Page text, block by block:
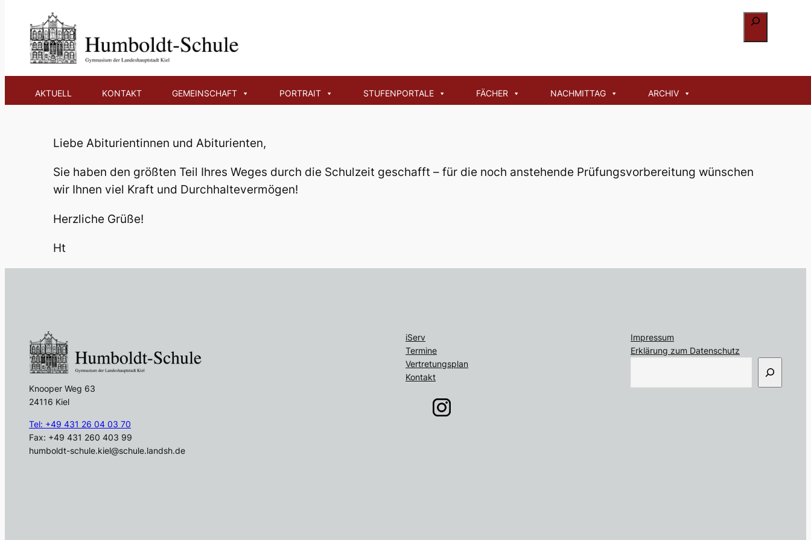
Inhalt
springen
Suchen
AKTUELL KONTAKT GEMEINSCHAFT PORTRAIT STUFENPORTALE FÄCHER NACHMITTAG ARCHIV
Aktuelle Informationen für den Q2-Jahrgang
Liebe Abiturientinnen und Abiturienten,
Sie haben den größten Teil Ihres Weges durch die Schulzeit geschafft – für die noch anstehende Prüfungsvorbereitung wünschen
wir Ihnen viel Kraft und Durchhaltevermögen!
Herzliche Grüße!
Ht
Knooper Weg 63
24116 Kiel
Tel: +49 431 26 04 03 70
Fax: +49 431 260 403 99
humboldt-schule.kiel@schule.landsh.de
iServ
Termine
Vertretungsplan
Kontakt
Impressum
Erklärung zum Datenschutz
c